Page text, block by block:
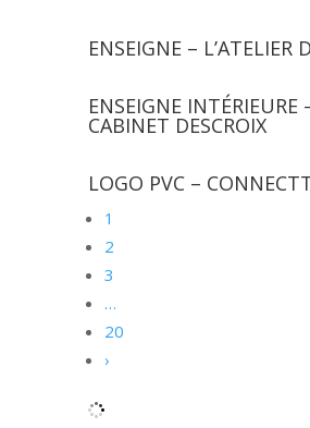
ENSEIGNE – L’ATELIER
ENSEIGNE INTÉRIEURE
CABINET DESCROIX
LOGO PVC –
1
2
3
…
20
›